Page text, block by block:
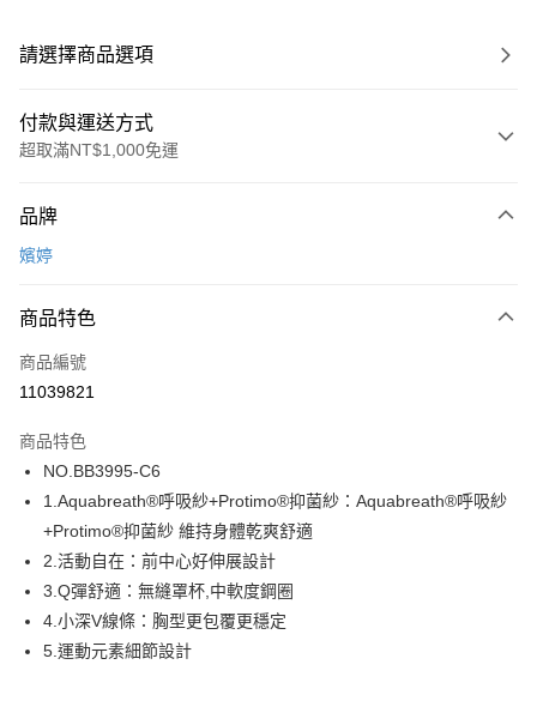
請選擇商品選項
付款與運送方式
超取滿NT$1,000免運
信用卡一次付款
LINE Pay
街口支付
運送方式
全家取貨付款
每筆NT$80，滿NT$1,000(含以上)免運費
付款後全家取貨
每筆NT$80，滿NT$1,000(含以上)免運費
7-11取貨付款
品牌
嬪婷
商品特色
商品編號
11039821
商品特色
NO.BB3995-C6
1.Aquabreath®呼吸紗+Protimo®抑菌紗：Aquabreath®呼吸紗
+Protimo®抑菌紗 維持身體乾爽舒適
2.活動自在：前中心好伸展設計
3.Q彈舒適：無縫罩杯,中軟度鋼圈
4.小深V線條：胸型更包覆更穩定
5.運動元素細節設計